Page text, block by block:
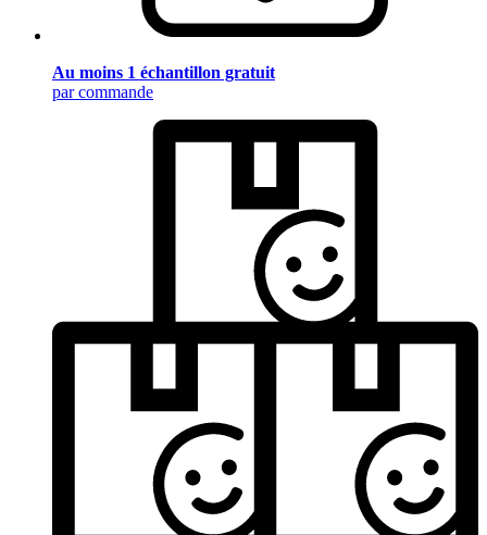
Au moins 1 échantillon gratuit
par commande